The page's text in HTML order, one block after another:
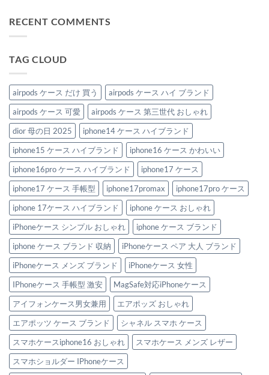
の
イ
ブ
風
ス
が
可
愛
す
ぎ
る！
へ
の
な
い
オ
に
彩
る
ハ
イ
ブ
ラ
ン
ド
風
iPhone
ケ
ー
ス
5
選
へ
の
の
あ
の
ラ
ン
ド
風
iPhone
ケ
ー
ス
5
選
へ
の
り
ま
日
に
い。
ラ
ン
ド
風
iPhone
ケ
ー
ス
厳
選
ガ
イ
ド
へ
の
ト
は
り
RECENT COMMENTS
TAG CLOUD
airpods ケース だけ 買う
airpods ケース ハイ ブランド
airpods ケース 可愛
airpods ケース 第三世代 おしゃれ
dior 母の日 2025
iphone14 ケース ハイブランド
iphone15 ケース ハイブランド
iphone16 ケース かわいい
iphone16pro ケース ハイブランド
iphone17 ケース
iphone17 ケース 手帳型
iphone17promax
iphone17pro ケース
iphone 17ケース ハイブランド
iphone ケース おしゃれ
iPhoneケース シンプル おしゃれ
iphone ケース ブランド
iphone ケース ブランド 収納
iPhoneケース ペア 大人 ブランド
iPhoneケース メンズ ブランド
iPhoneケース 女性
IPhoneケース 手帳型 激安
MagSafe対応iPhoneケース
アイフォンケース男女兼用
エアポッズ おしゃれ
エアポッツ ケース ブランド
シャネル スマホ ケース
スマホケースiphone16 おしゃれ
スマホケース メンズ レザー
スマホショルダー IPhoneケース